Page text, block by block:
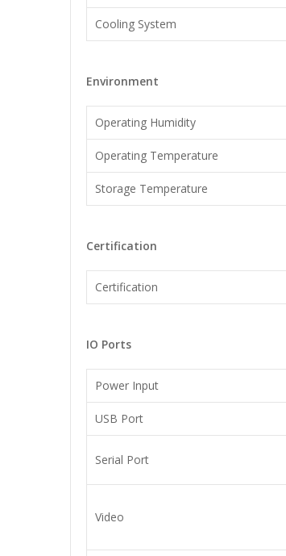
Cooling System
Environment
Operating Humidity
Operating Temperature
Storage Temperature
Certification
Certification
IO Ports
Power Input
USB Port
Serial Port
Video